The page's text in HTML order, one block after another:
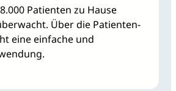
Patienten zu Hause
Über die Patienten-
eine einfache und